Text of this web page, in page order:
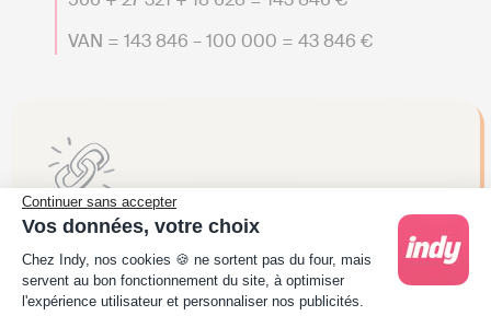
Continuer sans accepter
Vos données, votre choix
Plateforme de Gestion du Consentement :
Chez Indy, nos cookies 🍪 ne sortent pas du four, mais
servent au bon fonctionnement du site, à optimiser
l'expérience utilisateur et personnaliser nos publicités.
VAN = 143 846 – 100 000 = 43 846 €
Le saviez-vous ?Le calcul de la VAN est une
étape clé avant toute décision bien avant de se
préoccuper de ladate limite du bilan comptable